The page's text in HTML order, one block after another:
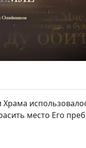
место Его